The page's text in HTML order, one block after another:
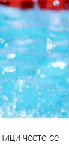
често се